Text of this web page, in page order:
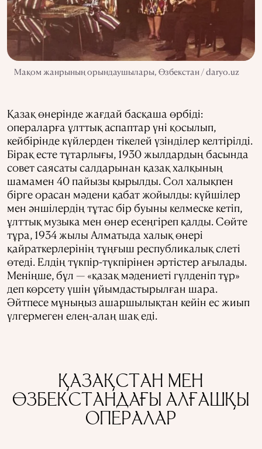
Мақом жанрының орындаушылары, Өзбекстан / daryo.uz
Қазақ өнерінде жағдай басқаша өрбіді:
операларға ұлттық аспаптар үні қосылып,
кейбірінде күйлерден тікелей үзінділер келтірілді.
Бірақ есте тұтарлығы, 1930 жылдардың басында
совет саясаты салдарынан қазақ халқының
шамамен 40 пайызы қырылды. Сол халықпен
бірге орасан мәдени қабат жойылды: күйшілер
мен әншілердің тұтас бір буыны келмеске кетіп,
ұлттық музыка мен өнер есеңгіреп қалды. Сөйте
тұра, 1934 жылы Алматыда халық өнері
қайраткерлерінің тұңғыш республикалық слеті
өтеді. Елдің түкпір-түкпірінен әртістер ағылады.
Меніңше, бұл — «қазақ мәдениеті гүлденіп тұр»
деп көрсету үшін ұйымдастырылған шара.
Әйтпесе мұныңыз ашаршылықтан кейін ес жиып
үлгермеген елең-алаң шақ еді.
ҚАЗАҚСТАН МЕН
ӨЗБЕКСТАНДАҒЫ АЛҒАШҚЫ
ОПЕРАЛАР